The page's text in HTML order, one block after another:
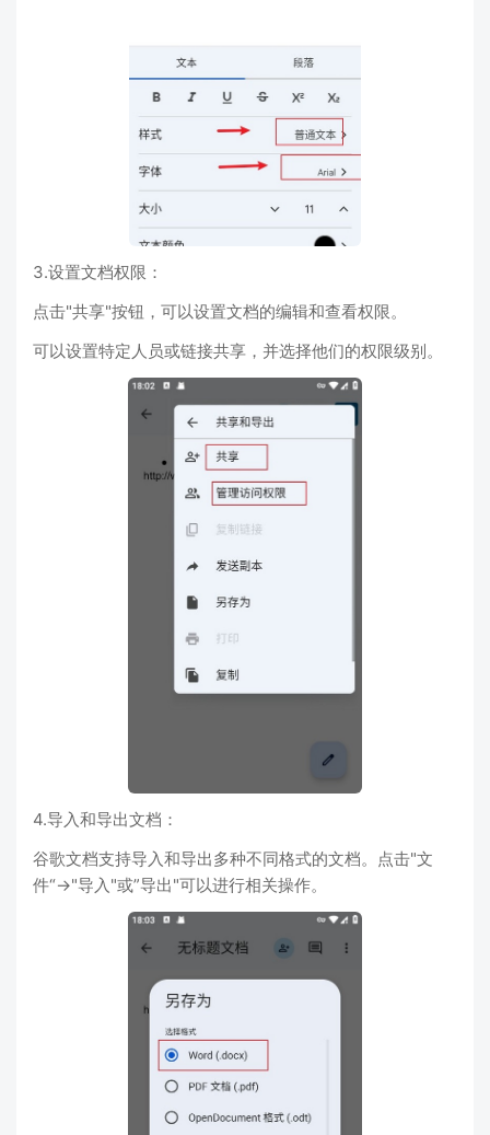
3.设置文档权限：
点击"共享"按钮，可以设置文档的编辑和查看权限。
可以设置特定人员或链接共享，并选择他们的权限级别。
4.导入和导出文档：
谷歌文档支持导入和导出多种不同格式的文档。点击"文
件“->"导入"或”导出"可以进行相关操作。